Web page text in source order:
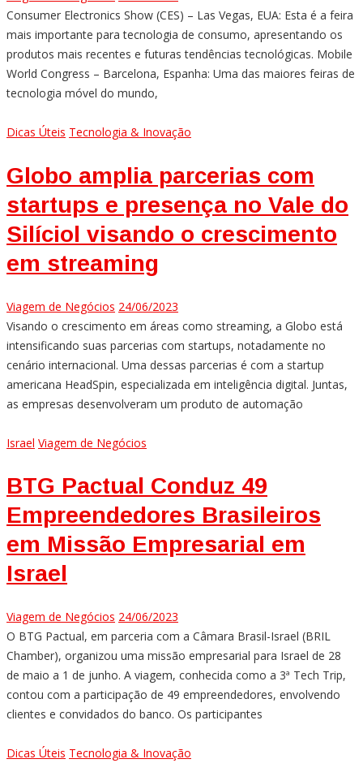
Consumer Electronics Show (CES) – Las Vegas, EUA: Esta é a feira
mais importante para tecnologia de consumo, apresentando os
produtos mais recentes e futuras tendências tecnológicas. Mobile
World Congress – Barcelona, Espanha: Uma das maiores feiras de
tecnologia móvel do mundo,
Dicas Úteis Tecnologia & Inovação
Globo amplia parcerias com
startups e presença no Vale do
Silíciol visando o crescimento
em streaming
Viagem de Negócios 24/06/2023
Visando o crescimento em áreas como streaming, a Globo está
intensificando suas parcerias com startups, notadamente no
cenário internacional. Uma dessas parcerias é com a startup
americana HeadSpin, especializada em inteligência digital. Juntas,
as empresas desenvolveram um produto de automação
Israel Viagem de Negócios
BTG Pactual Conduz 49
Empreendedores Brasileiros
em Missão Empresarial em
Israel
Viagem de Negócios 24/06/2023
O BTG Pactual, em parceria com a Câmara Brasil-Israel (BRIL
Chamber), organizou uma missão empresarial para Israel de 28
de maio a 1 de junho. A viagem, conhecida como a 3ª Tech Trip,
contou com a participação de 49 empreendedores, envolvendo
clientes e convidados do banco. Os participantes
Dicas Úteis Tecnologia & Inovação